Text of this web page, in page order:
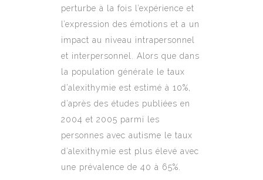
perturbe à la fois l’expérience et
l’expression des émotions et a un
impact au niveau intrapersonnel
et interpersonnel. Alors que dans
la population générale le taux
d’alexithymie est estimé à 10%,
d’après des études publiées en
2004 et 2005 parmi les
personnes avec autisme le taux
d’alexithymie est plus élevé avec
une prévalence de 40 à 65%.